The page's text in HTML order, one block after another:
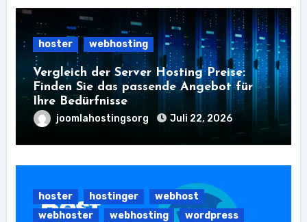
hoster webhosting
Vergleich der Server Hosting Preise:
Finden Sie das passende Angebot für
Ihre Bedürfnisse
joomlahostingsorg Juli 22, 2026
hoster hostinger
webhost
webhoster
webhosting wordpress